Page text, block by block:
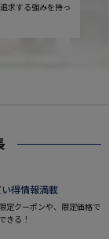
求する強みを持っ
得情報満載
定クーポンや、限定価格で
きる！